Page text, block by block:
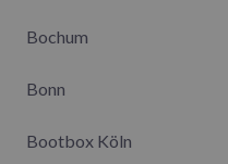
Bochum
Bonn
Bootbox Köln